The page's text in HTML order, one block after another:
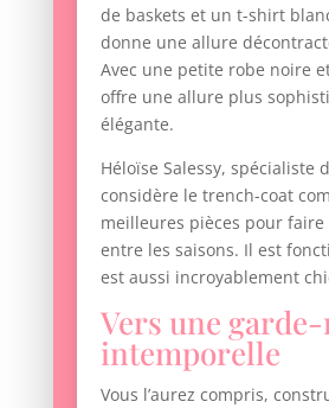
de baskets et un t-shirt
donne une allure
Avec une petite robe noire
offre une allure plus
élégante.
Héloïse Salessy, spécialiste
considère le trench-coat
meilleures pièces pour
entre les saisons. Il est
est aussi incroyablement
Vers une
intemporelle
Vous l’aurez compris,